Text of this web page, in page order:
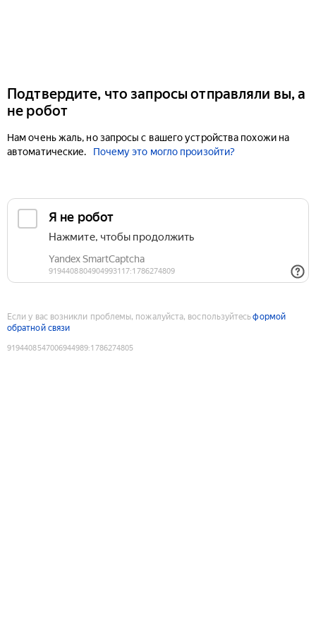
Подтвердите, что запросы отправляли вы, а
не робот
Нам очень жаль, но запросы с вашего устройства похожи на
автоматические.
Почему это могло произойти?
Если у вас возникли проблемы, пожалуйста, воспользуйтесьформой
обратной связи
9194408547006944989:1786274805